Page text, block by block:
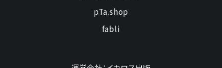
pTa.shop
fabli